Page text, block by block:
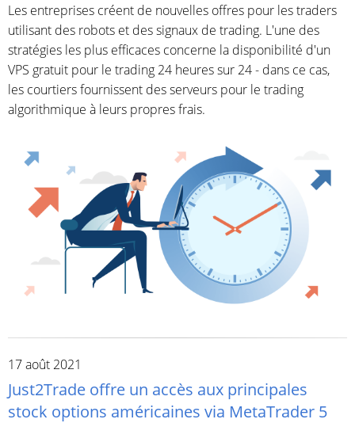
Les entreprises créent de nouvelles offres pour les traders
utilisant des robots et des signaux de trading. L'une des
stratégies les plus efficaces concerne la disponibilité d'un
VPS gratuit pour le trading 24 heures sur 24 - dans ce cas,
les courtiers fournissent des serveurs pour le trading
algorithmique à leurs propres frais.
17 août 2021
Just2Trade offre un accès aux principales
stock options américaines via MetaTrader 5